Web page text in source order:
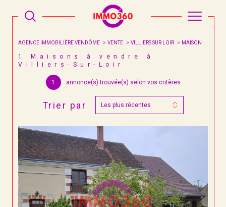
AGENCE IMMOBILIÈRE VENDÔME VENTE VILLIERS SUR LOIR MAISON
1
Maisons à vendre à
Villiers-Sur-Loir
1 annonce(s) trouvée(s) selon vos critères
Trier par Les plus récentes